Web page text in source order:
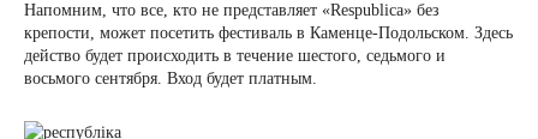
Напомним, что все, кто не представляет «Respublica» без
крепости, может посетить фестиваль в Каменце-Подольском. Здесь
действо будет происходить в течение шестого, седьмого и
восьмого сентября. Вход будет платным.